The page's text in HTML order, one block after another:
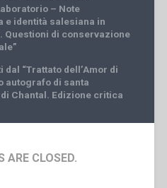
– Note
e identità salesiana in
Questioni di conservazione
“Trattato dell’Amor di
autografo di santa
Chantal. Edizione critica
ARE CLOSED.